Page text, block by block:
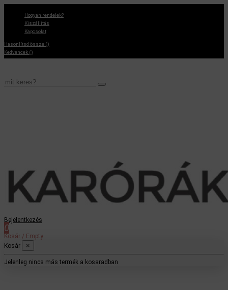
Hogyan rendelek?
Kiszállítás
Kapcsolat
Hasonlítsd össze ()
Kedvencek ()
Bejelentkezés
0
Kosár / Empty
Kosár
×
Jelenleg nincs más termék a kosaradban